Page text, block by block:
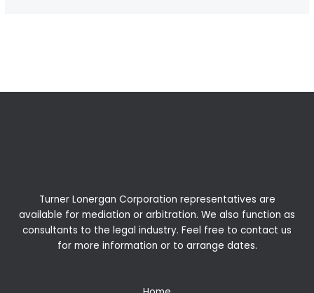
Turner Lonergan Corporation representatives are
available for mediation or arbitration. We also function as
consultants to the legal industry. Feel free to contact us
for more information or to arrange dates.